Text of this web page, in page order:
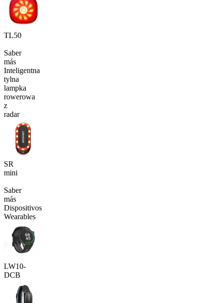
TL50
Saber
más
Inteligentna
tylna
lampka
rowerowa
z
radar
SR
mini
Saber
más
Dispositivos
Wearables
LW10-
DCB